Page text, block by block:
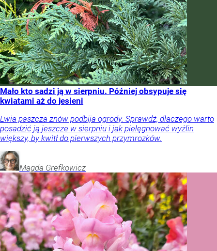
Mało kto sadzi ją w sierpniu. Później obsypuje się
kwiatami aż do jesieni
Lwia paszcza znów podbija ogrody. Sprawdź, dlaczego warto
posadzić ją jeszcze w sierpniu i jak pielęgnować wyżlin
większy, by kwitł do pierwszych przymrozków.
Magda Grefkowicz